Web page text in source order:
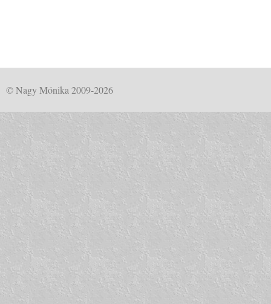
© Nagy Mónika 2009-2026